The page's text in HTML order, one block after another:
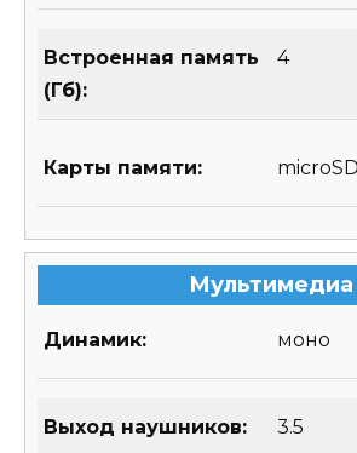
Встроенная память
(Гб):
4
Карты памяти:
Мультимедиа
Динамик: моно
Выход наушников: 3.5